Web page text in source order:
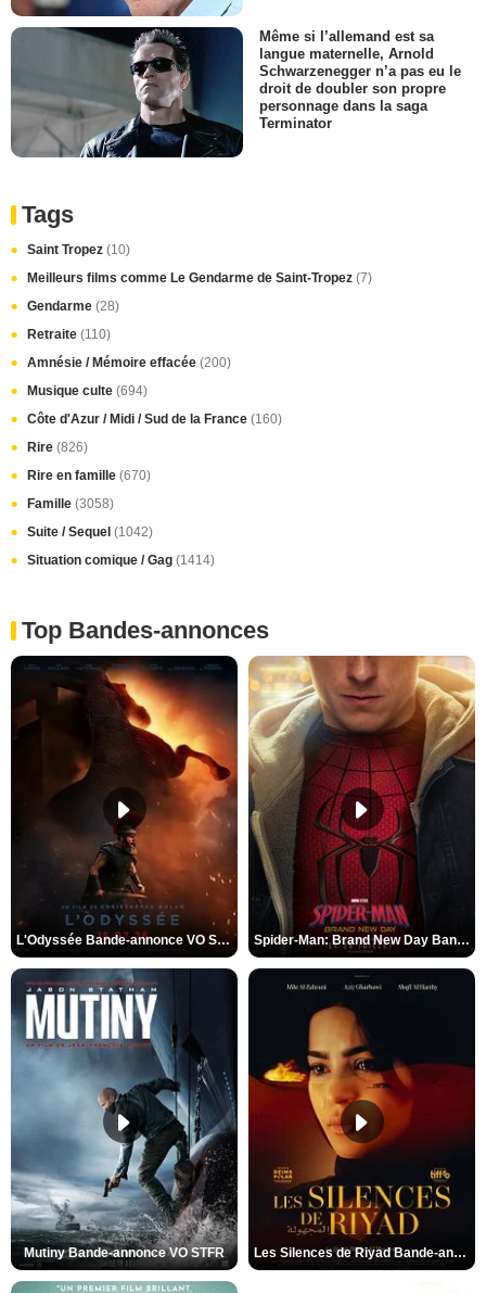
Même si l’allemand est sa
langue maternelle, Arnold
Schwarzenegger n’a pas eu le
droit de doubler son propre
personnage dans la saga
Terminator
Tags
Saint Tropez (10)
Meilleurs films comme Le Gendarme de Saint-Tropez (7)
Gendarme (28)
Retraite (110)
Amnésie / Mémoire effacée (200)
Musique culte (694)
Côte d'Azur / Midi / Sud de la France (160)
Rire (826)
Rire en famille (670)
Famille (3058)
Suite / Sequel (1042)
Situation comique / Gag (1414)
Top Bandes-annonces
L'Odyssée Bande-annonce VO STFR Spider-Man: Brand New Day Bande-annonce VO STFR
Mutiny Bande-annonce VO STFR Les Silences de Riyad Bande-annonce VO STFR